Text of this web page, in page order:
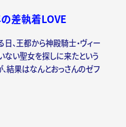
差執着LOVE
、王都から神殿騎士・ヴィー
ない聖女を探しに来たという
結果はなんとおっさんのゼフ